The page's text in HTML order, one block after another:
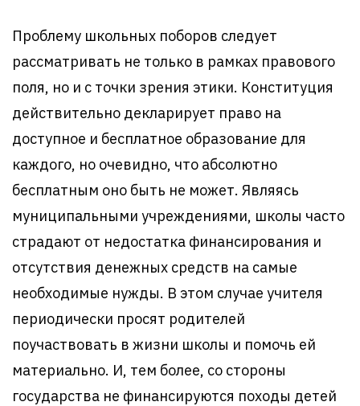
Проблему школьных поборов следует
рассматривать не только в рамках правового
поля, но и с точки зрения этики. Конституция
действительно декларирует право на
доступное и бесплатное образование для
каждого, но очевидно, что абсолютно
бесплатным оно быть не может. Являясь
муниципальными учреждениями, школы часто
страдают от недостатка финансирования и
отсутствия денежных средств на самые
необходимые нужды. В этом случае учителя
периодически просят родителей
поучаствовать в жизни школы и помочь ей
материально. И, тем более, со стороны
государства не финансируются походы детей